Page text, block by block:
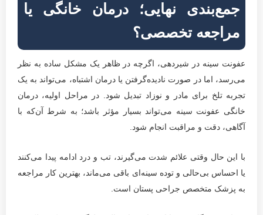
جمع‌بندی نهایی؛ درمان خانگی یا
مراجعه تخصصی؟
عفونت سینه در شیردهی، اگرچه در ظاهر یک مشکل ساده به نظر
می‌رسد، اما در صورت نادیده‌گرفتن یا درمان اشتباه، می‌تواند به یک
تجربه تلخ برای مادر و نوزاد تبدیل شود. در مراحل اولیه، درمان
خانگی عفونت سینه می‌تواند بسیار مؤثر باشد؛ به شرط آن‌که با
آگاهی، دقت و مراقبت انجام شود.
با این حال وقتی علائم شدت می‌گیرند، تب و درد ادامه پیدا می‌کنند
یا احساس بی‌حالی و توده سینه‌ای باقی می‌ماند، بهترین کار مراجعه
به پزشک متخصص جراحی پستان است.